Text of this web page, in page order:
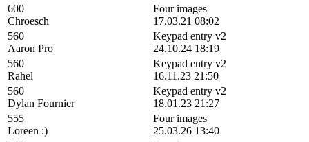
600
Chroesch
Four images
17.03.21 08:02
560
Aaron Pro
Keypad entry v2
24.10.24 18:19
560
Rahel
Keypad entry v2
16.11.23 21:50
560
Dylan Fournier
Keypad entry v2
18.01.23 21:27
555
Loreen :)
Four images
25.03.26 13:40